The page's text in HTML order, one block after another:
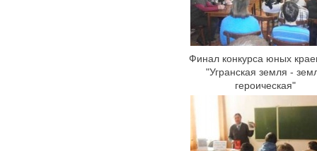
Финал конкурса юных
"Угранская земля -
героическая"